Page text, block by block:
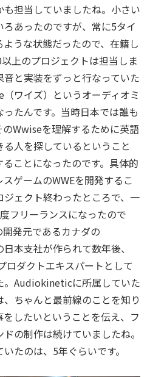
担当していましたね。小さい
あったのですが、常に5タイ
うな状態だったので、在籍し
上のプロジェクトは担当しま
と実装をずっと行なっていた
ワイズ）というオーディオミ
たんです。当時日本では誰も
Wwiseを理解するために英語
人を探しているということ
ことになったのです。具体的
ゲームのWWEを開発するこ
ェクト終わったところで、一
フリーランスになったので
発元であるカナダの
本支社が作られて数年後、
ロダクトエキスパートとして
。Audiokineticに所属していた
ちゃんと最前線のことを知り
したいということを伝え、フ
の制作は続けていましたね。
たのは、5年ぐらいです。